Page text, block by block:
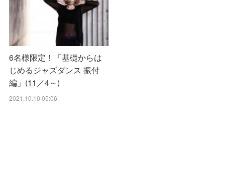
6名様限定！「基礎からは
じめるジャズダンス 振付
編」(11／4～)
2021.10.10 05:06